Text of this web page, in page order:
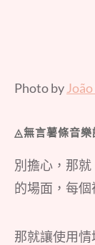
Photo by
◬無言薯條音樂
別擔心，那就
的場面，每
那就讓使用